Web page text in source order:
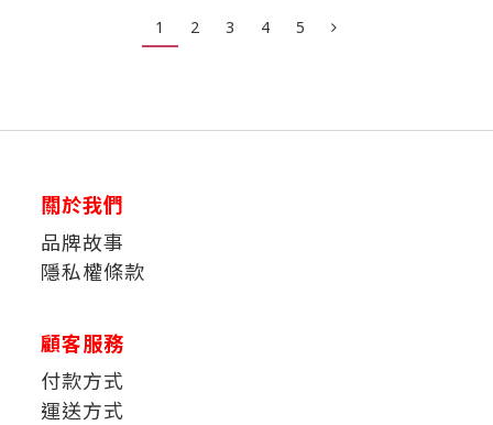
1 2 3 4 5
關於我們
品牌故事
隱私權條款
顧客服務
付款方式
運送方式